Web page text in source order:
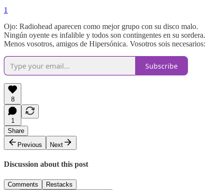
1
Ojo: Radiohead aparecen como mejor grupo con su disco malo.
Ningún oyente es infalible y todos son contingentes en su sordera.
Menos vosotros, amigos de Hipersónica. Vosotros sois necesarios:
Subscribe
8
1
Share
Previous
Next
Discussion about this post
Comments Restacks